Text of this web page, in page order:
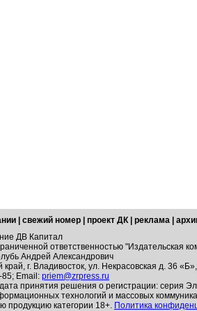
свежий номер проект ДК реклама
ДВ Капитал
ответственностью "Издательская
Андрей Александрович
г. Владивосток, ул. Некрасовская д. 36
Email: priem@zrpress.ru
принятия решения о регистрации: серия
технологий и массовых
категории 18+. Политика